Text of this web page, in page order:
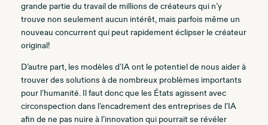
grande partie du travail de millions de créateurs qui n’y
trouve non seulement aucun intérêt, mais parfois même un
nouveau concurrent qui peut rapidement éclipser le créateur
original!
D’autre part, les modèles d’IA ont le potentiel de nous aider à
trouver des solutions à de nombreux problèmes importants
pour l’humanité. Il faut donc que les États agissent avec
circonspection dans l’encadrement des entreprises de l’IA
afin de ne pas nuire à l’innovation qui pourrait se révéler